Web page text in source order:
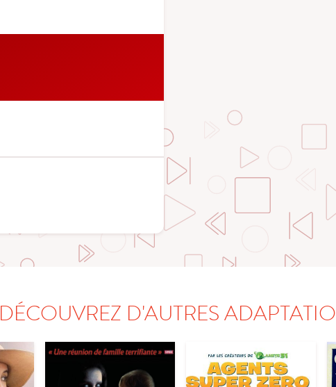
DÉCOUVREZ D'AUTRES